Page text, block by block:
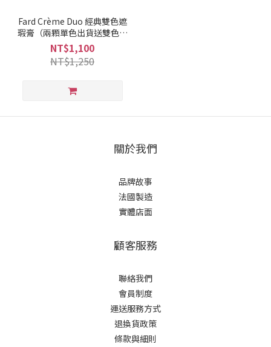
Fard Crème Duo 經典雙色遮
瑕膏（兩顆單色出貨送雙色殼
磁鐵殼）
NT$1,100
NT$1,250
關於我們
品牌故事
法國製造
實體店面
顧客服務
聯絡我們
會員制度
運送服務方式
退換貨政策
條款與細則